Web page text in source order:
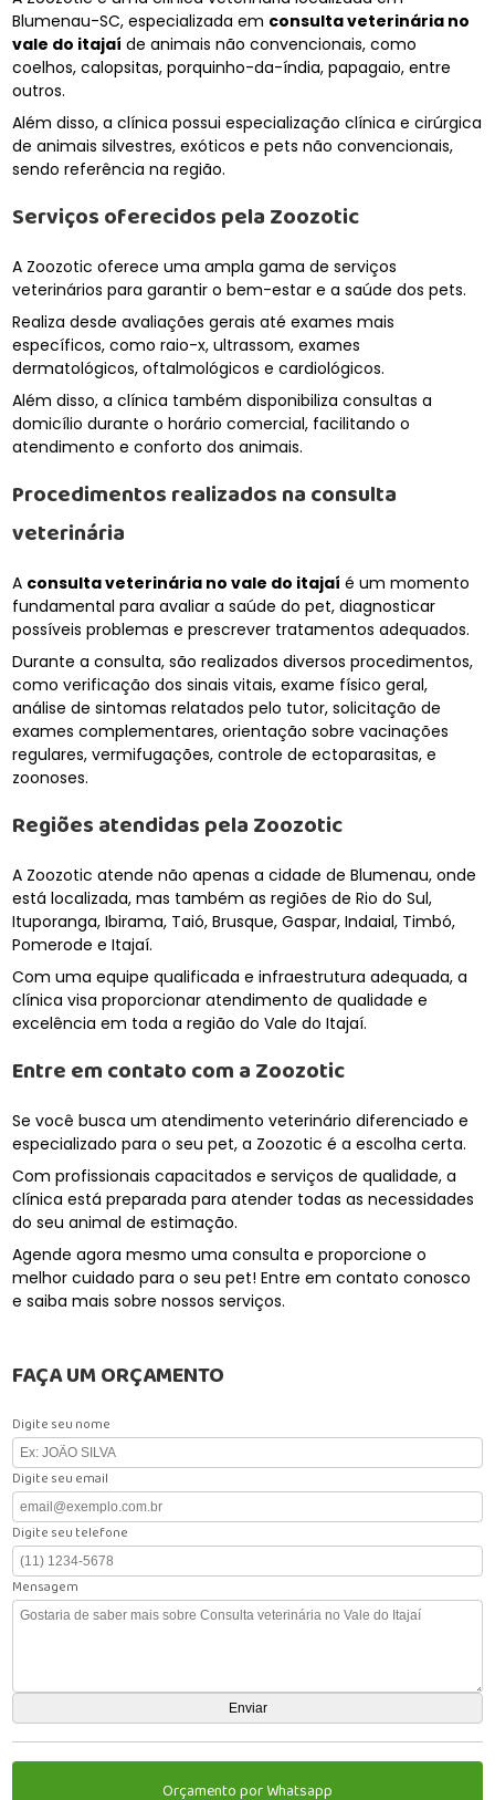
Blumenau-SC, especializada em consulta veterinária no
vale do itajaí de animais não convencionais, como
coelhos, calopsitas, porquinho-da-índia, papagaio, entre
outros.
Além disso, a clínica possui especialização clínica e cirúrgica
de animais silvestres, exóticos e pets não convencionais,
sendo referência na região.
Serviços oferecidos pela Zoozotic
A Zoozotic oferece uma ampla gama de serviços
veterinários para garantir o bem-estar e a saúde dos pets.
Realiza desde avaliações gerais até exames mais
específicos, como raio-x, ultrassom, exames
dermatológicos, oftalmológicos e cardiológicos.
Além disso, a clínica também disponibiliza consultas a
domicílio durante o horário comercial, facilitando o
atendimento e conforto dos animais.
Procedimentos realizados na consulta
veterinária
A consulta veterinária no vale do itajaí é um momento
fundamental para avaliar a saúde do pet, diagnosticar
possíveis problemas e prescrever tratamentos adequados.
Durante a consulta, são realizados diversos procedimentos,
como verificação dos sinais vitais, exame físico geral,
análise de sintomas relatados pelo tutor, solicitação de
exames complementares, orientação sobre vacinações
regulares, vermifugações, controle de ectoparasitas, e
zoonoses.
Regiões atendidas pela Zoozotic
A Zoozotic atende não apenas a cidade de Blumenau, onde
está localizada, mas também as regiões de Rio do Sul,
Ituporanga, Ibirama, Taió, Brusque, Gaspar, Indaial, Timbó,
Pomerode e Itajaí.
Com uma equipe qualificada e infraestrutura adequada, a
clínica visa proporcionar atendimento de qualidade e
excelência em toda a região do Vale do Itajaí.
Entre em contato com a Zoozotic
Se você busca um atendimento veterinário diferenciado e
especializado para o seu pet, a Zoozotic é a escolha certa.
Com profissionais capacitados e serviços de qualidade, a
clínica está preparada para atender todas as necessidades
do seu animal de estimação.
Agende agora mesmo uma consulta e proporcione o
melhor cuidado para o seu pet! Entre em contato conosco
e saiba mais sobre nossos serviços.
FAÇA UM ORÇAMENTO
Digite seu nome
Digite seu email
Digite seu telefone
Mensagem
Orçamento por Whatsapp